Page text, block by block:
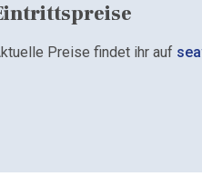
Preise findet ihr auf